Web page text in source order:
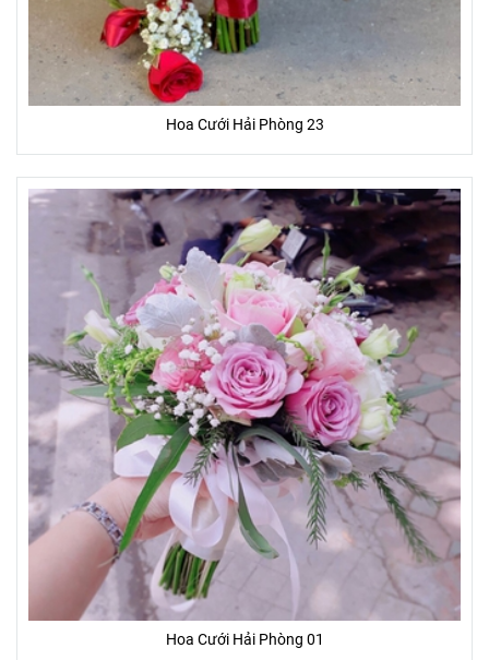
Hoa Cưới Hải Phòng 23
Hoa Cưới Hải Phòng 01